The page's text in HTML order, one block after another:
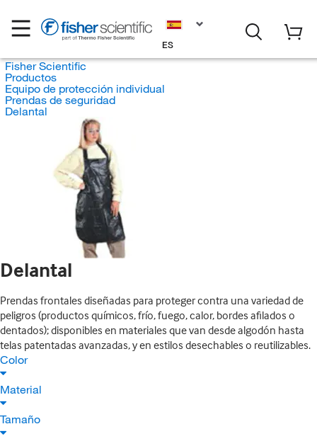
ES
Fisher Scientific
Productos
Equipo de protección individual
Prendas de seguridad
Delantal
Delantal
Prendas frontales diseñadas para proteger contra una variedad de
peligros (productos químicos, frío, fuego, calor, bordes afilados o
dentados); disponibles en materiales que van desde algodón hasta
telas patentadas avanzadas, y en estilos desechables o reutilizables.
Color
Material
Tamaño